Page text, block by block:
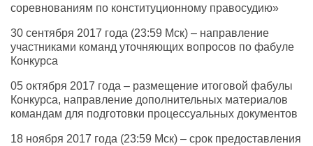
соревнованиям по конституционному правосудию»
30 сентября 2017 года (23:59 Мск) – направление
участниками команд уточняющих вопросов по фабуле
Конкурса
05 октября 2017 года – размещение итоговой фабулы
Конкурса, направление дополнительных материалов
командам для подготовки процессуальных документов
18 ноября 2017 года (23:59 Мск) – срок предоставления